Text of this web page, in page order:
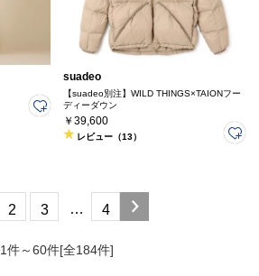
suadeo
【suadeo別注】WILD THINGS×TAIONフー
ディーダウン
￥39,600
レビュー（13）
2 3 … 4
1件～60件[全184件]